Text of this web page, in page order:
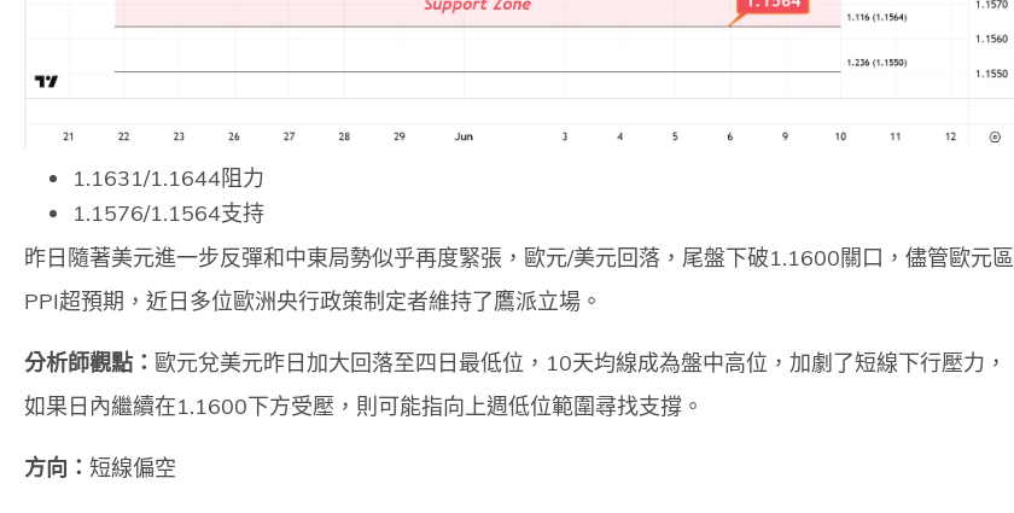
1.1631/1.1644阻力
1.1576/1.1564支持
昨日隨著美元進一步反彈和中東局勢似乎再度緊張，歐元/美元回落，尾盤下破1.1600關口，儘管歐元區
PPI超預期，近日多位歐洲央行政策制定者維持了鷹派立場。
分析師觀點： 歐元兌美元昨日加大回落至四日最低位，10天均線成為盤中高位，加劇了短線下行壓力，
如果日內繼續在1.1600下方受壓，則可能指向上週低位範圍尋找支撐。
方向： 短線偏空